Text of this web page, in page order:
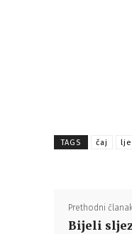
TAGS čaj
Prethodni
Bijeli